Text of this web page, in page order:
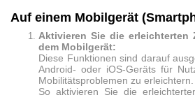
Auf einem Mobilgerät
Aktivieren Sie die
dem Mobilgerät:
Diese Funktionen sind darauf
Android- oder iOS-Geräts für
Mobilitätsproblemen zu erleichtern.
So aktivieren Sie die